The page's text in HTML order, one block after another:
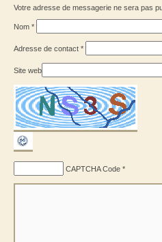
Votre adresse de messagerie ne sera pas
Nom *
Adresse de contact *
Site web
CAPTCHA Code *